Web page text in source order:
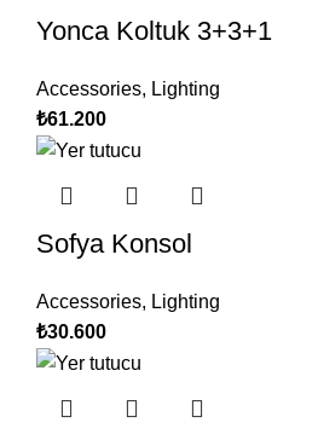
Yonca Koltuk 3+3+1
Accessories, Lighting
₺61.200
Sofya Konsol
Accessories, Lighting
₺30.600